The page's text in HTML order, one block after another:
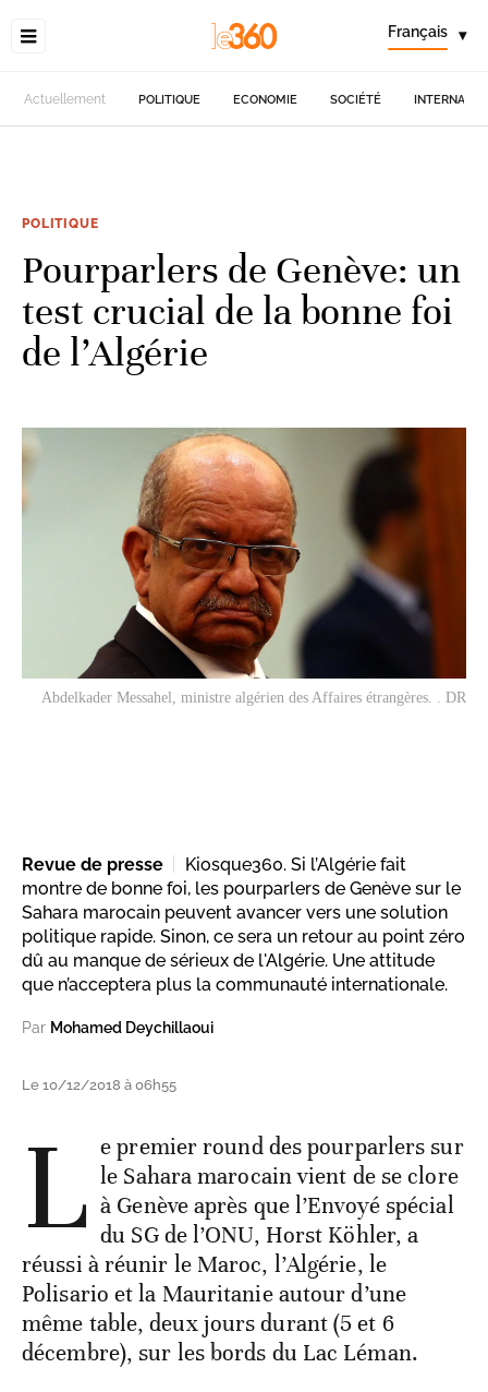
Français ▾
Actuellement POLITIQUE ECONOMIE SOCIÉTÉ
POLITIQUE
Pourparlers de Genève: un
test crucial de la bonne foi
de l’Algérie
Abdelkader Messahel, ministre algérien des Affaires étrangères. . DR
Revue de presse
Kiosque360. Si l’Algérie fait
montre de bonne foi, les pourparlers de Genève sur le
Sahara marocain peuvent avancer vers une solution
politique rapide. Sinon, ce sera un retour au point zéro
dû au manque de sérieux de l'Algérie. Une attitude
que n’acceptera plus la communauté internationale.
Par Mohamed Deychillaoui
Le 10/12/2018 à 06h55
L e premier round des pourparlers sur
le Sahara marocain vient de se clore
à Genève après que l’Envoyé spécial
du SG de l’ONU, Horst Köhler, a
réussi à réunir le Maroc, l’Algérie, le
Polisario et la Mauritanie autour d’une
même table, deux jours durant (5 et 6
décembre), sur les bords du Lac Léman.